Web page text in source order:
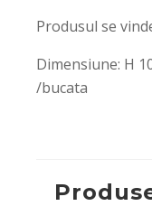
Produsul se
Dimensiune: H
/bucata